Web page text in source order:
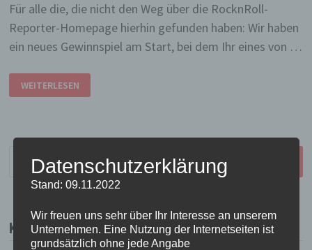
Für alle die, die nicht den Weg über die RocknRoll-
Reporter-Homepage hierhin gefunden haben: Wir haben
ein neues Gewinnspiel am Start, bei dem Ihr eines von …
GIBT’S
WAS
WEITERLESEN
nach:
KATEGORIEN
Datenschutzerklärung
Stand: 09.11.2022
Wir freuen uns sehr über Ihr Interesse an unserem
Unternehmen. Eine Nutzung der Internetseiten ist
grundsätzlich ohne jede Angabe